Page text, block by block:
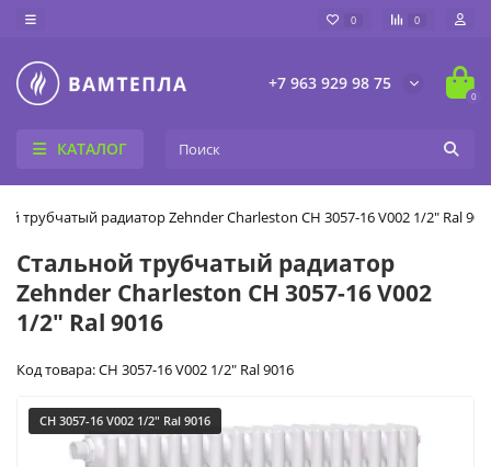
0 0
+7 963 929 98 75
0
КАТАЛОГ
трубчатый радиатор Zehnder Charleston CH 3057-16 V002 1/2" Ral
Стальной трубчатый радиатор
Zehnder Charleston CH 3057-16 V002
1/2" Ral 9016
Код товара: CH 3057-16 V002 1/2" Ral 9016
CH 3057-16 V002 1/2" Ral 9016